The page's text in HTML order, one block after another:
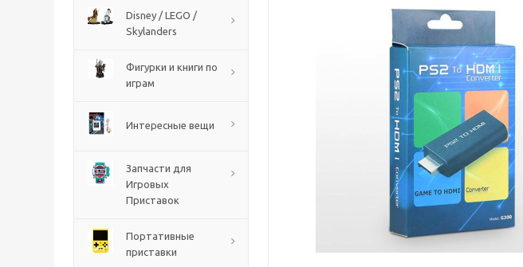
Disney / LEGO /
Skylanders
Фигурки и книги по
играм
Интересные вещи
Запчасти для
Игровых
Приставок
Портативные
приставки
The Blood of Dawnwalker